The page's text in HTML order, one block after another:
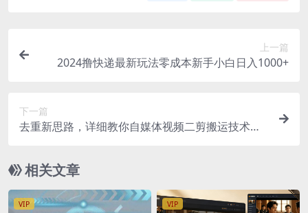
上一篇
2024撸快递最新玩法零成本新手小白日入1000+
下一篇
去重新思路，详细教你自媒体视频二剪搬运技术，
相关文章
VIP VIP